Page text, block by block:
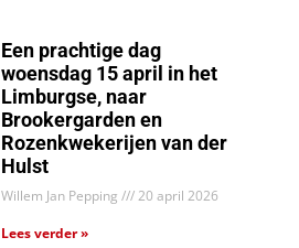
Een prachtige dag
woensdag 15 april in het
Limburgse, naar
Brookergarden en
Rozenkwekerijen van der
Hulst
Willem Jan Pepping
20 april 2026
Lees verder »